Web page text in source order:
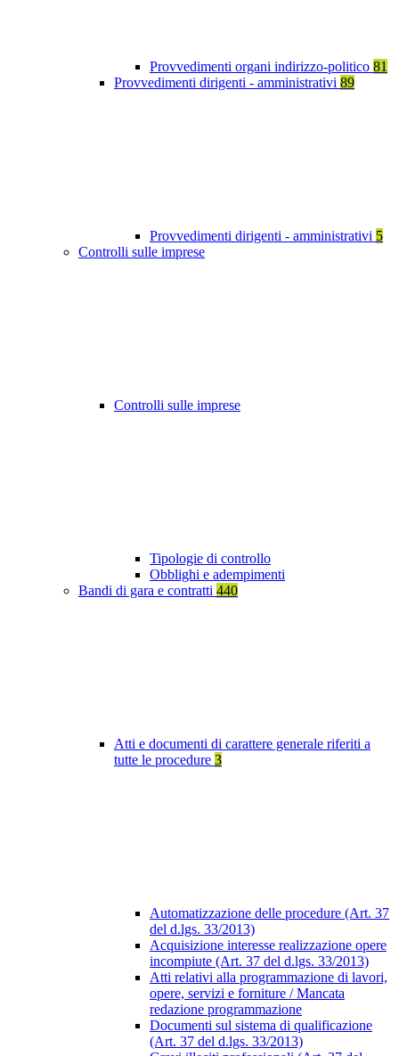
Provvedimenti organi indirizzo-politico 81
Provvedimenti dirigenti - amministrativi 89
Provvedimenti dirigenti - amministrativi 5
Controlli sulle imprese
Controlli sulle imprese
Tipologie di controllo
Obblighi e adempimenti
Bandi di gara e contratti 440
Atti e documenti di carattere generale riferiti a
tutte le procedure 3
Automatizzazione delle procedure (Art. 37
del d.lgs. 33/2013)
Acquisizione interesse realizzazione opere
incompiute (Art. 37 del d.lgs. 33/2013)
Atti relativi alla programmazione di lavori,
opere, servizi e forniture / Mancata
redazione programmazione
Documenti sul sistema di qualificazione
(Art. 37 del d.lgs. 33/2013)